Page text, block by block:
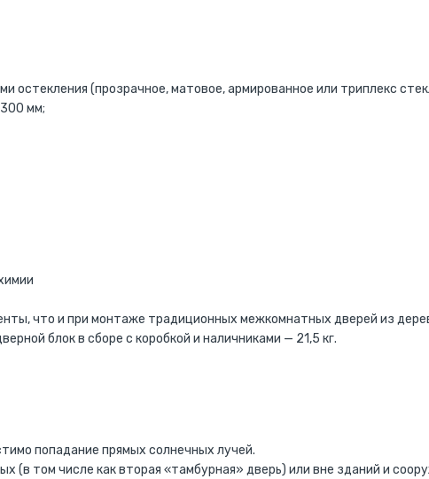
остекления (прозрачное, матовое, армированное или триплекс
мм;
что и при монтаже традиционных межкомнатных дверей из
блок в сборе с коробкой и наличниками — 21,5 кг.
попадание прямых солнечных лучей.
(в том числе как вторая «тамбурная» дверь) или вне зданий и